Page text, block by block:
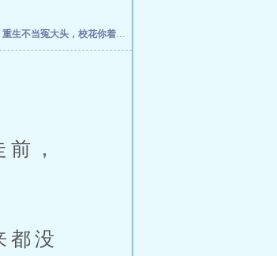
重生不当冤大头，校花你着急啥？
，
没